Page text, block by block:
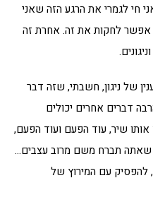
חי לגמרי את הרגע הזה שאני
לחקות את זה. אחרת זה
של ניגון, חשבתי, שזה דבר
דברים אחרים יכולים
שיר, עוד הפעם ועוד הפעם,
שאתה תברח משם מרוב עצבים…
עם המירוץ של